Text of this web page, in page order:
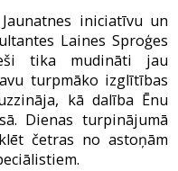
iniciatīvu un
Laines Sproģes
tika mudināti jau
turpmāko izglītības
kā dalība Ēnu
Dienas turpinājumā
četras no astoņām